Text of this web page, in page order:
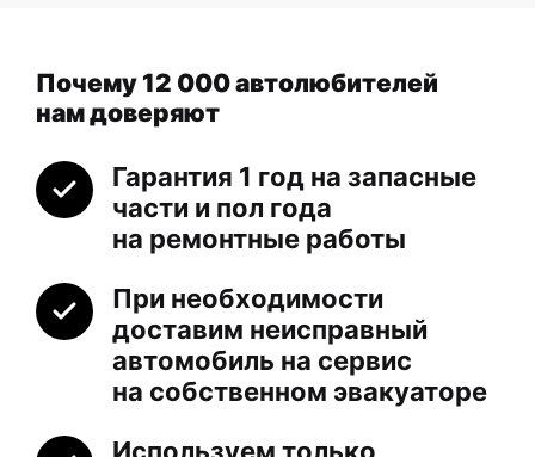
Почему 12 000 автолюбителей
нам доверяют
Гарантия 1 год на запасные
части и пол года
на ремонтные работы
При необходимости
доставим неисправный
автомобиль на сервис
на собственном эвакуаторе
Используем только